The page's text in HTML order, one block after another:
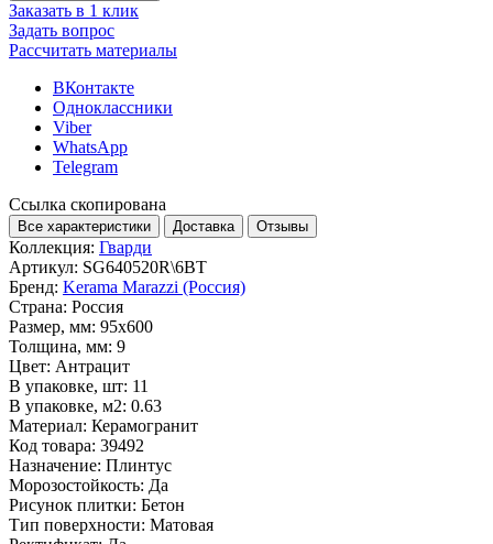
Заказать в 1 клик
Задать вопрос
Рассчитать материалы
ВКонтакте
Одноклассники
Viber
WhatsApp
Telegram
Ссылка скопирована
Все характеристики Доставка Отзывы
Коллекция: Гварди
Артикул: SG640520R\6BT
Бренд: Kerama Marazzi (Россия)
Страна: Россия
Размер, мм: 95x600
Толщина, мм: 9
Цвет: Антрацит
В упаковке, шт: 11
В упаковке, м2: 0.63
Материал: Керамогранит
Код товара: 39492
Назначение: Плинтус
Морозостойкость: Да
Рисунок плитки: Бетон
Тип поверхности: Матовая